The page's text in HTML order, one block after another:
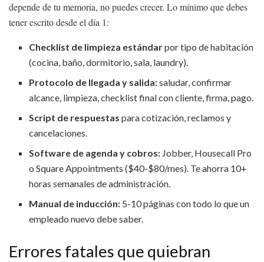
depende de tu memoria, no puedes crecer. Lo mínimo que debes
tener escrito desde el día 1:
Checklist de limpieza estándarpor tipo de habitación
(cocina, baño, dormitorio, sala, laundry).
Protocolo de llegada y salida:saludar, confirmar
alcance, limpieza, checklist final con cliente, firma, pago.
Script de respuestas para cotización, reclamos y
cancelaciones.
Software de agenda y cobros: Jobber, Housecall Pro
o Square Appointments ($40-$80/mes). Te ahorra 10+
horas semanales de administración.
Manual de inducción: 5-10 páginas con todo lo que un
empleado nuevo debe saber.
Errores fatales que quiebran